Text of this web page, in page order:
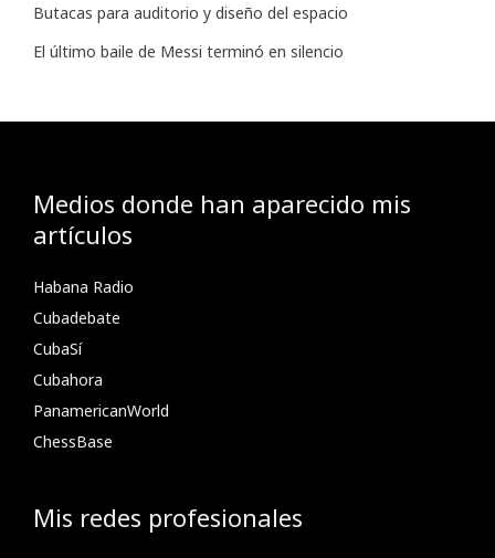
Butacas para auditorio y diseño del espacio
El último baile de Messi terminó en silencio
Medios donde han aparecido mis
artículos
Habana Radio
Cubadebate
CubaSí
Cubahora
PanamericanWorld
ChessBase
Mis redes profesionales